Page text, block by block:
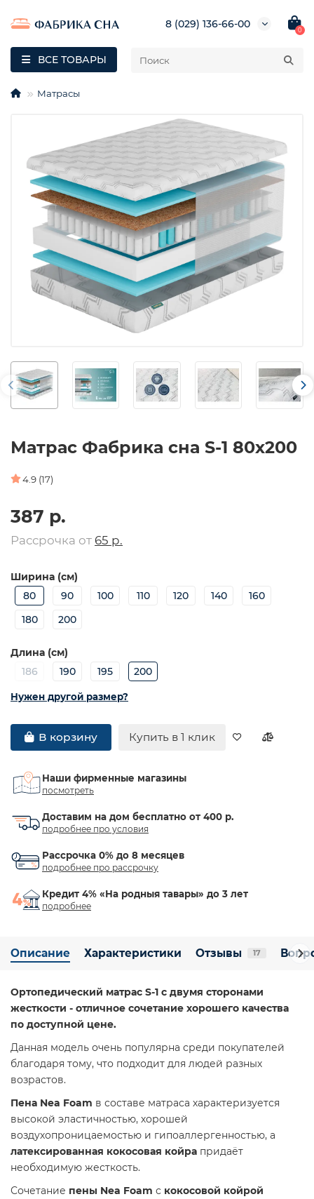
8 (029) 136-66-00
0
ВСЕ ТОВАРЫ
Матрасы
Матрас Фабрика сна S-1 80х200
4.9 (17)
387 р.
Рассрочка от 65 р.
Ширина (см)
80
90 100 110 120 140
160
180
200
Длина (см)
186
190 195 200
Нужен другой размер?
В корзину Купить в 1 клик
Наши фирменные магазины
посмотреть
Доставим на дом бесплатно от 400 р.
подробнее про условия
Рассрочка 0% до 8 месяцев
подробнее про рассрочку
Кредит 4% «На родныя тавары» до 3 лет
подробнее
Описание Характеристики Отзывы 17
Ортопедический матрас S-1 с двумя сторонами
жесткости - отличное сочетание хорошего качества
по доступной цене.
Данная модель очень популярна среди покупателей
благодаря тому, что подходит для людей разных
возрастов.
Пена Nea Foam в составе матраса характеризуется
высокой эластичностью, хорошей
воздухопроницаемостью и гипоаллергенностью, а
латексированная кокосовая койра придаёт
необходимую жесткость.
Сочетание пены Nea Foam с кокосовой койрой